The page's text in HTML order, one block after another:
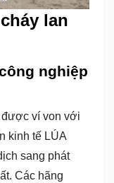
lan
nghiệp
được ví von với
kinh tế LÚA
sang phát
Các hãng